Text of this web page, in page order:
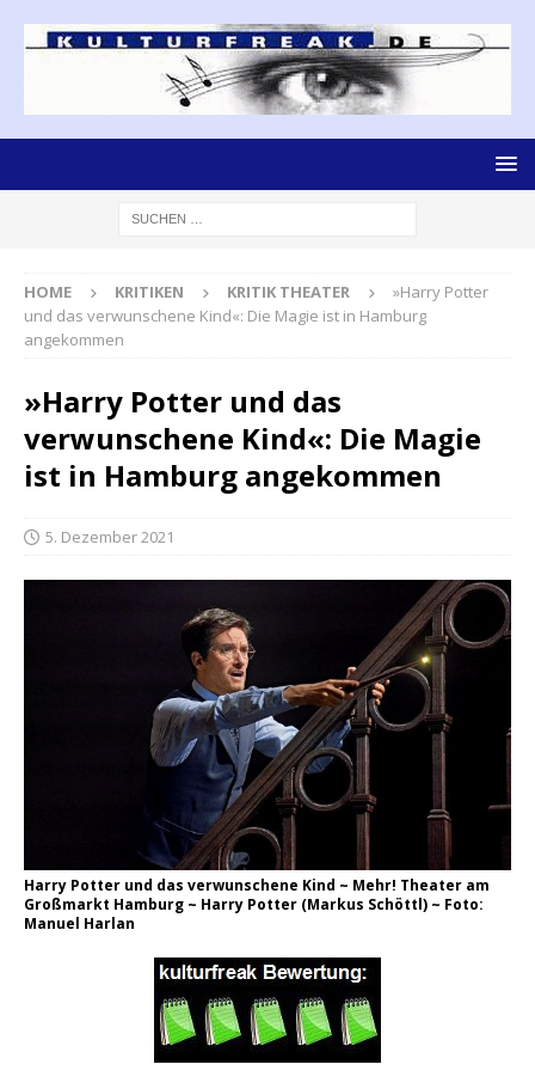
HOME KRITIKEN KRITIK THEATER
»Harry Potter
und das verwunschene Kind«: Die Magie ist in Hamburg
angekommen
»Harry Potter und das
verwunschene Kind«: Die Magie
ist in Hamburg angekommen
5. Dezember 2021
Harry Potter und das verwunschene Kind ~ Mehr! Theater am
Großmarkt Hamburg ~ Harry Potter (Markus Schöttl) ~ Foto:
Manuel Harlan